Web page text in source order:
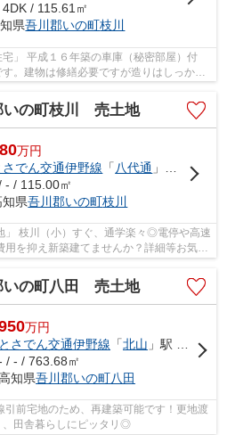
/ 115.61㎡
県吾川郡いの町枝川
」 平成１６年築の車庫（秘密部屋）付
。建物は修繕必要ですが造りはしっかり
いの町枝川 売土地
万円
さでん交通伊野線 「八代通 」駅 徒歩4分
- / 115.00㎡
知県吾川郡いの町枝川
」 枝川（小）すぐ、通学楽々◎電停や高速
用を抑え新築建てませんか？詳細等お気軽
いの町八田 売土地
万円
とさでん交通伊野線 「北山 」駅 徒歩70分
/ - / 763.68㎡
知県吾川郡いの町八田
前宅地のため、再建築可能です！更地渡
、田舎暮らしにピッタリ◎